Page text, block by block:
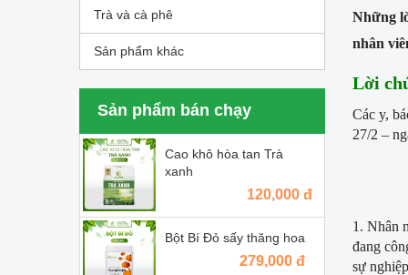
Những
nhân
Lời
Các y,
27/2 –
1. Nhân
đang
sự
Trà và cà phê
Sản phẩm khác
Sản phẩm bán chạy
Cao khô hòa tan Trà
xanh
120,000 đ
Bột Bí Đỏ sấy thăng hoa
279,000 đ